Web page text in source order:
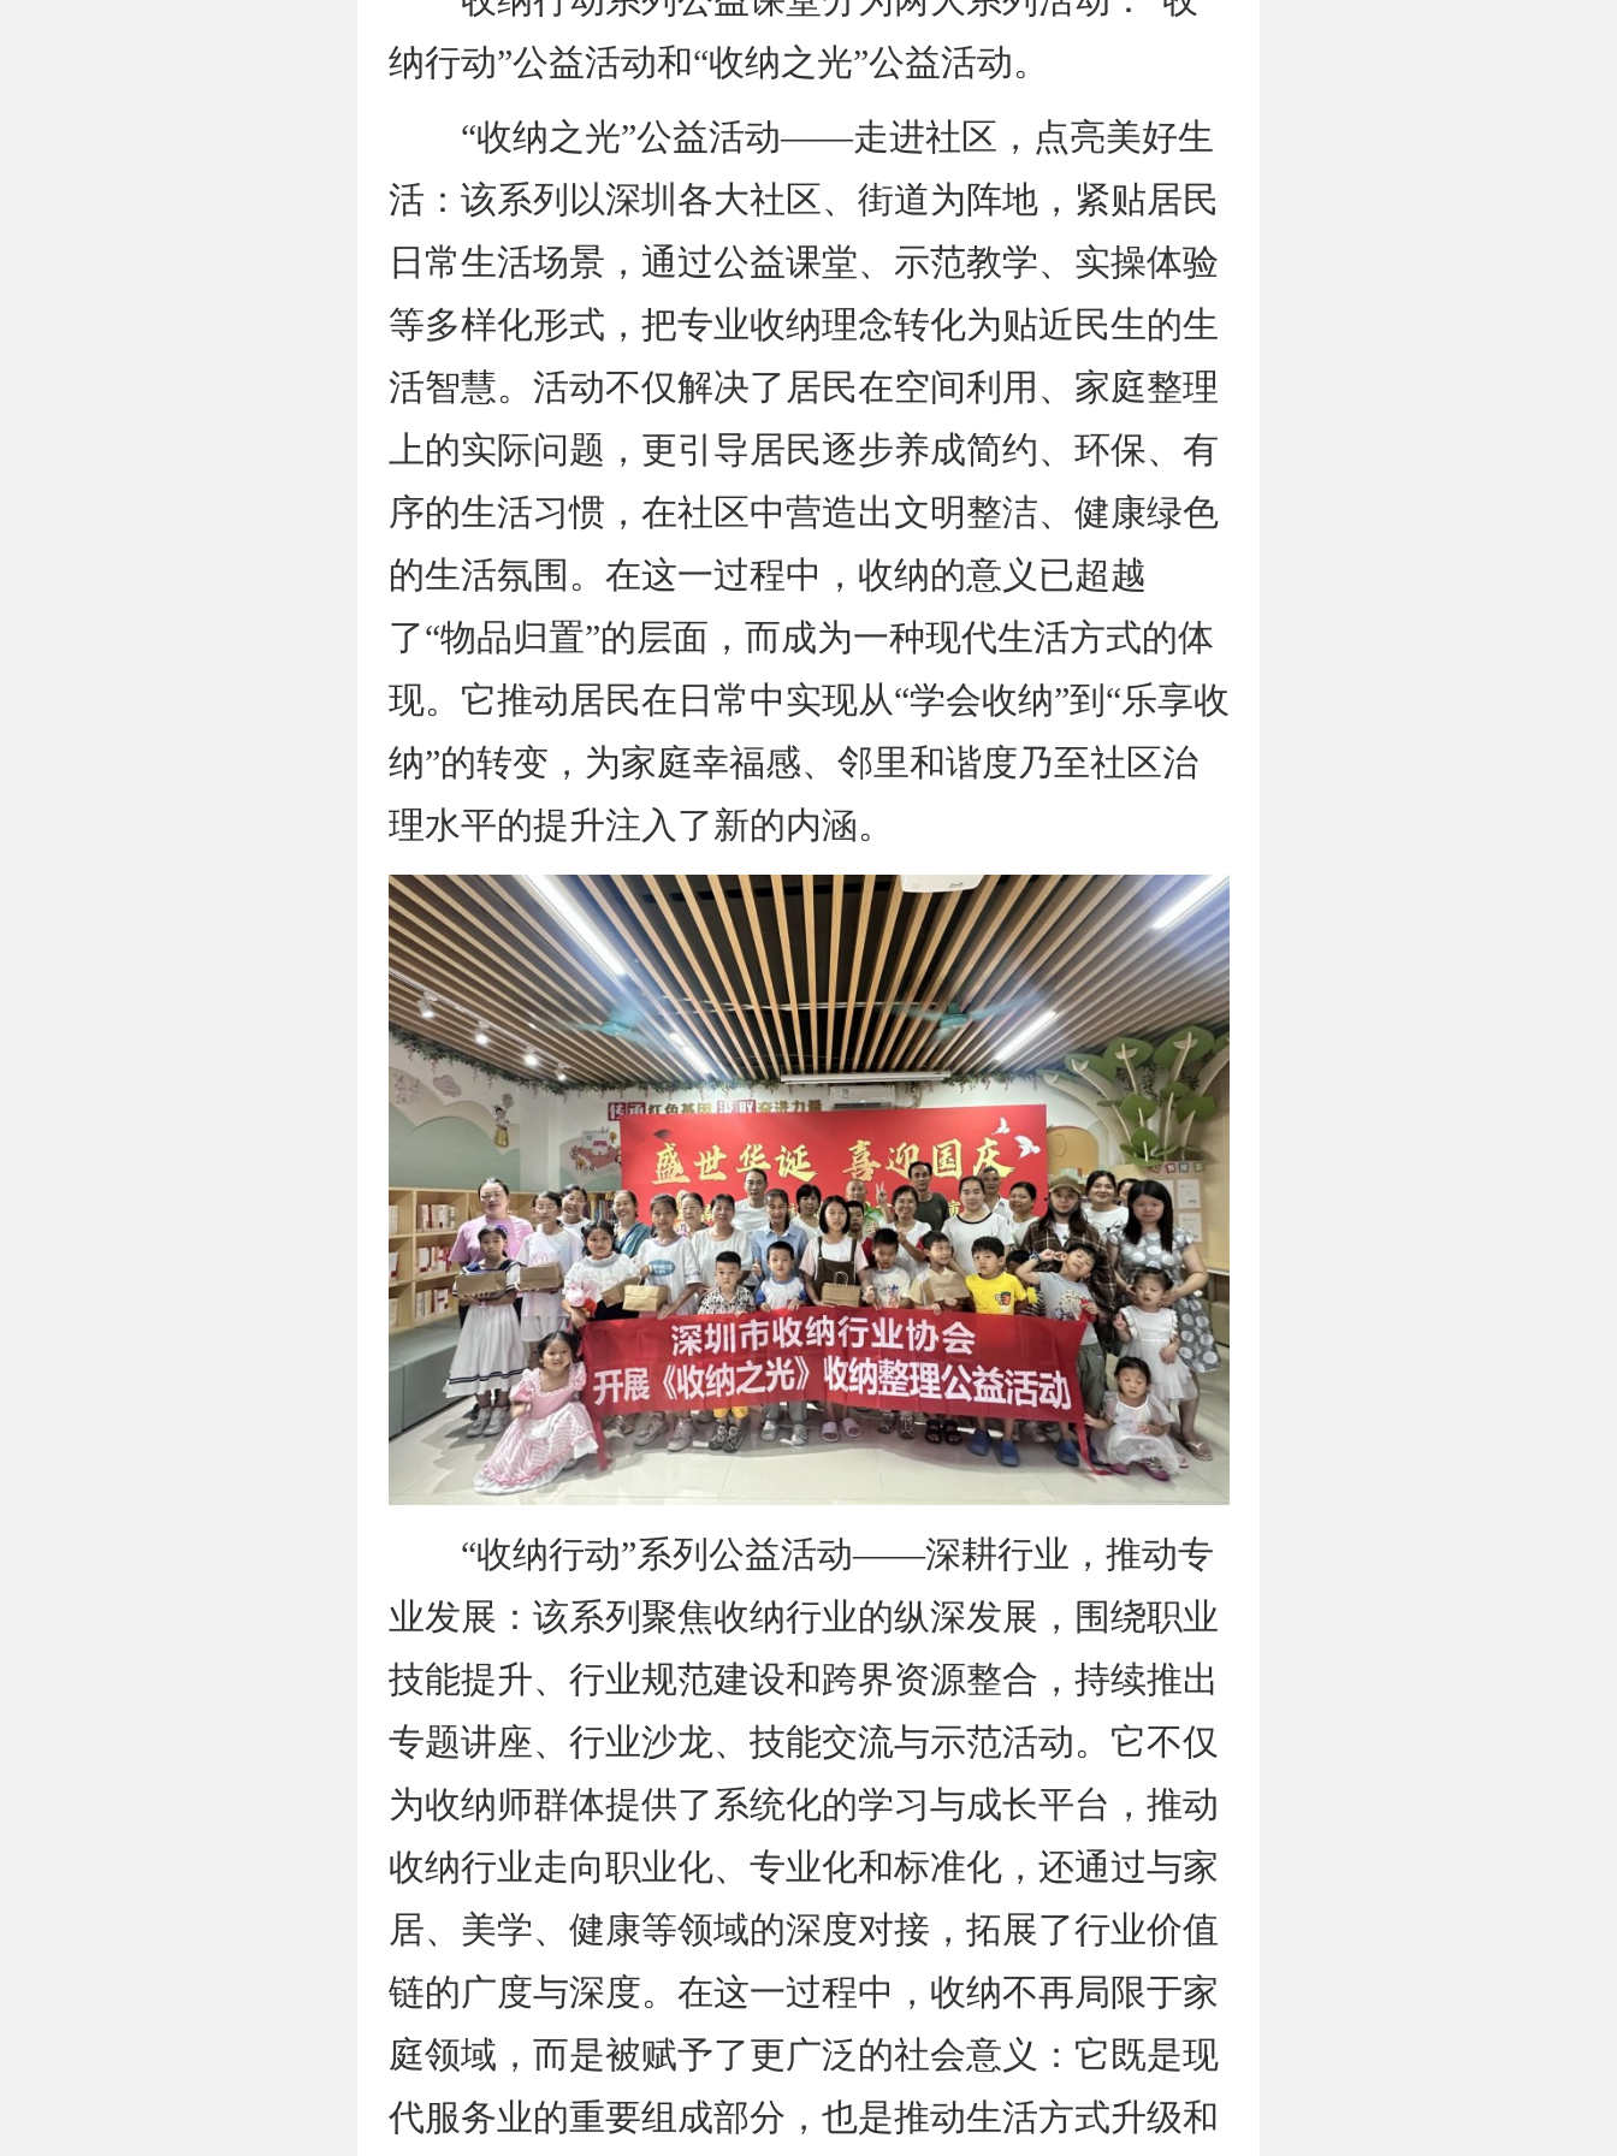
纳行动”公益活动和“收纳之光”公益活动。
“收纳之光”公益活动——走进社区，点亮美好生
活：该系列以深圳各大社区、街道为阵地，紧贴居民
日常生活场景，通过公益课堂、示范教学、实操体验
等多样化形式，把专业收纳理念转化为贴近民生的生
活智慧。活动不仅解决了居民在空间利用、家庭整理
上的实际问题，更引导居民逐步养成简约、环保、有
序的生活习惯，在社区中营造出文明整洁、健康绿色
的生活氛围。在这一过程中，收纳的意义已超越
了“物品归置”的层面，而成为一种现代生活方式的体
现。它推动居民在日常中实现从“学会收纳”到“乐享收
纳”的转变，为家庭幸福感、邻里和谐度乃至社区治
理水平的提升注入了新的内涵。
“收纳行动”系列公益活动——深耕行业，推动专
业发展：该系列聚焦收纳行业的纵深发展，围绕职业
技能提升、行业规范建设和跨界资源整合，持续推出
专题讲座、行业沙龙、技能交流与示范活动。它不仅
为收纳师群体提供了系统化的学习与成长平台，推动
收纳行业走向职业化、专业化和标准化，还通过与家
居、美学、健康等领域的深度对接，拓展了行业价值
链的广度与深度。在这一过程中，收纳不再局限于家
庭领域，而是被赋予了更广泛的社会意义：它既是现
代服务业的重要组成部分，也是推动生活方式升级和